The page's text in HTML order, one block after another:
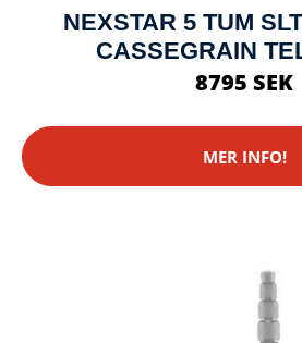
NEXSTAR 5 TUM
CASSEGRAIN
8795 SEK
MER INFO!